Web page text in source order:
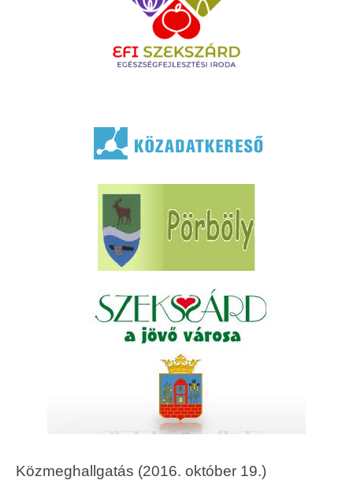
Közmeghallgatás (2016. október 19.)